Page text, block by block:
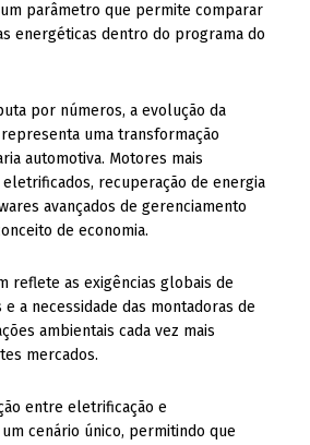
parâmetro que permite comparar
energéticas dentro do programa do
por números, a evolução da
uma transformação
automotiva. Motores mais
recuperação de energia
avançados de gerenciamento
de economia.
reflete as exigências globais de
a necessidade das montadoras de
ambientais cada vez mais
mercados.
entre eletrificação e
cenário único, permitindo que